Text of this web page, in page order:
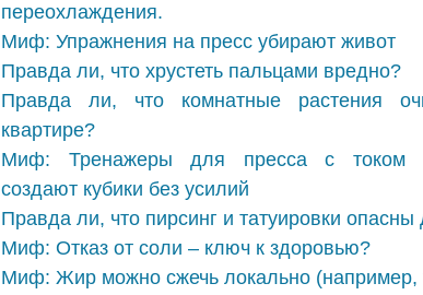
переохлаждения.
Миф: Упражнения на пресс убирают живот
Правда ли, что хрустеть пальцами вредно?
Правда ли, что комнатные растения
квартире?
Миф: Тренажеры для пресса с током
создают кубики без усилий
Правда ли, что пирсинг и татуировки
Миф: Отказ от соли – ключ к здоровью?
Миф: Жир можно сжечь локально (например,